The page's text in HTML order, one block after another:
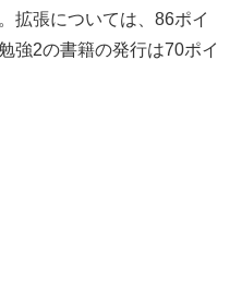
拡張については、86ポイ
強2の書籍の発行は70ポイ